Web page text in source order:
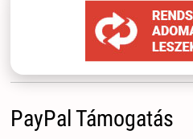
PayPal Támogatás